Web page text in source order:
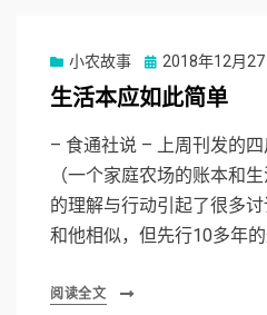
小农故事
Posted
on
2018年12月27
生活本应如此简单
– 食通社说 – 上周刊发的
（一个家庭农场的账本和
的理解与行动引起了很多
和他相似，但先行10多年
阅读全文